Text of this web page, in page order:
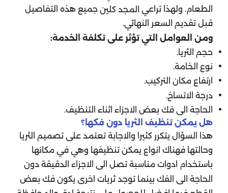
الطعام. ولهذا تراعي المجد كلين جميع هذه التفاصيل
قبل تقديم السعر النهائي.
ومن العوامل التي تؤثر على تكلفة الخدمة:
حجم الثريا.
نوع الخامة.
ارتفاع مكان التركيب.
درجة الاتساخ.
الحاجة الى فك بعض الاجزاء اثناء التنظيف.
هل يمكن تنظيف الثريا دون فكها؟
هذا السؤال يتكرر كثيرا والاجابة تعتمد على تصميم الثريا
وحالتها فهناك انواع يمكن تنظيفها وهي في مكانها
باستخدام ادوات مناسبة تصل الى الاجزاء الدقيقة دون
الحاجة الى الفك بينما توجد ثريات اخرى يكون فك بعض